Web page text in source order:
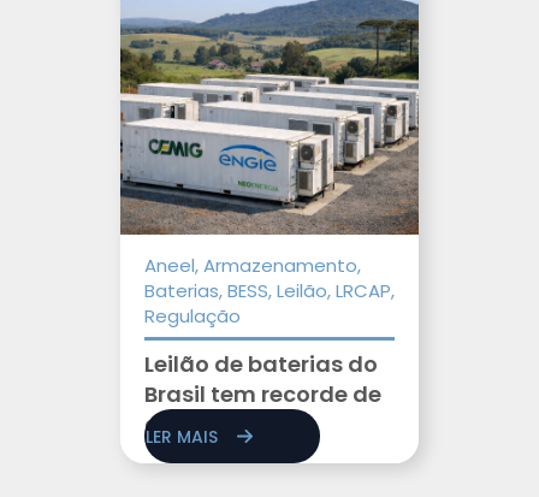
Aneel, Armazenamento,
Baterias, BESS, Leilão, LRCAP,
Regulação
Leilão de baterias do
Brasil tem recorde de
cadastros
LER MAIS